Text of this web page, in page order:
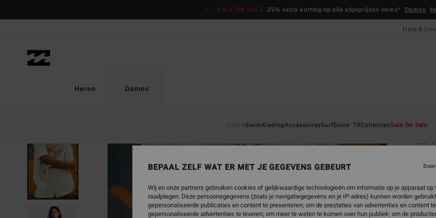
SALE ON SALE 25% extra korting op alle afgeprijsde items* Dames
Help &
Heren Dames
NieuwSwimKledingAccessoiresSurfSince '73CollectiesSale On Sale
In
ECO-
€
BEPAAL ZELF WAT ER MET JE GEGEVENS GEBEURT
Wij en onze partners gebruiken cookies of gelijkwaardige technologieën om informatie op je apparaat
raadplegen. Deze persoonsgegevens (zoals je navigatiegegevens en je IP-adres) kunnen worden
gepersonaliseerde publicaties en content te presenteren; om de prestaties van advertenties en content
gepersonaliseerde advertenties te leveren; om meer te weten te komen over hun publiek; om de